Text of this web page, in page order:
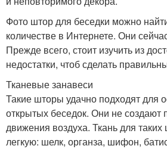
Фото штор для беседки можно
количестве в Интернете. Они
Прежде всего, стоит изучить из
недостатки, чтоб сделать
Тканевые занавеси
Такие шторы удачно подходят для
открытых беседок. Они не создают
движения воздуха. Ткань для
легкую: шелк, органза, шифон,